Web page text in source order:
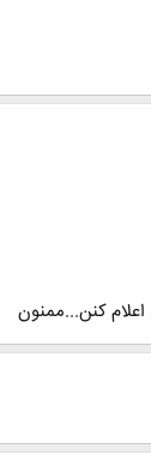
کنن...ممنون